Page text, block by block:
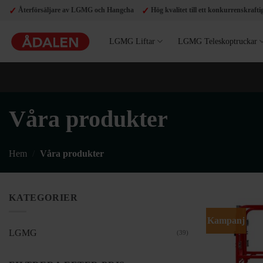
Skip
content
✓ Återförsäljare av LGMG och Hangcha ✓ Hög kvalitet till ett
LGMG Liftar LGMG Teleskoptruckar
Våra produkter
Hem Våra produkter
KATEGORIER
LGMG (39)
Kampanj